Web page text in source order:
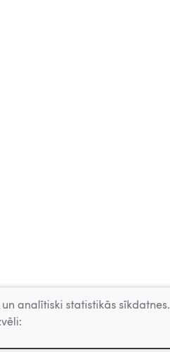
analītiski statistikās sīkdatnes.